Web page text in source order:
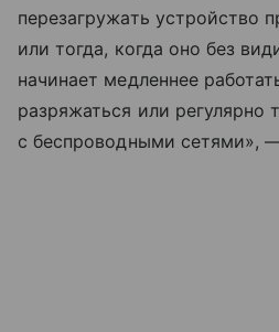
перезагружать устройство
или тогда, когда оно без
начинает медленнее
разряжаться или регулярно
с беспроводными сетями»,